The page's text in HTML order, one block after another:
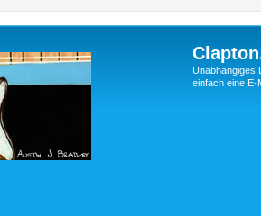
Unabhängiges
einfach eine E-